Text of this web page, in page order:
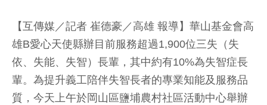
【互傳媒／記者 崔德豪／高雄 報導】華山基金會高
雄B愛心天使縣辦目前服務超過1,900位三失（失
依、失能、失智）長輩，其中約有10%為失智症長
輩。為提升義工陪伴失智長者的專業知能及服務品
質，今天上午於岡山區鹽埔農村社區活動中心舉辦